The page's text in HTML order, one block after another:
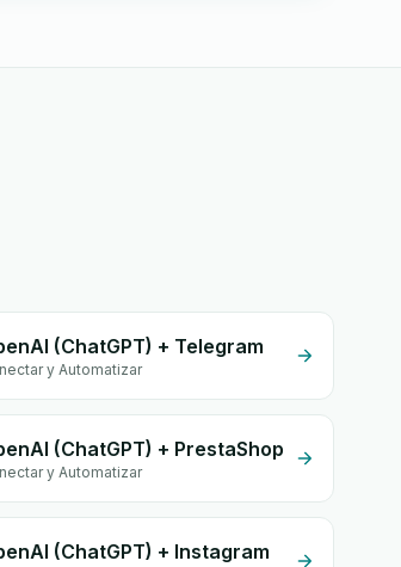
(ChatGPT) + Telegram
y Automatizar
(ChatGPT) + PrestaShop
y Automatizar
(ChatGPT) + Instagram